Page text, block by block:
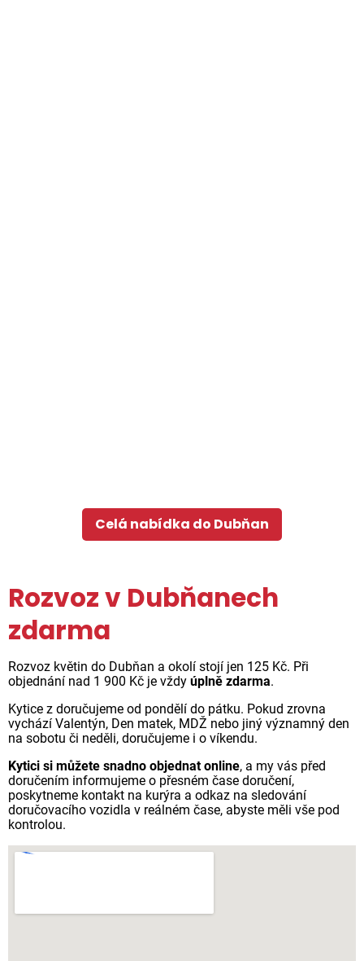
Celá nabídka do Dubňan
Rozvoz v Dubňanech
zdarma
Rozvoz květin do Dubňan a okolí stojí jen 125 Kč. Při
objednání nad 1 900 Kč je vždy úplně zdarma.
Kytice z doručujeme od pondělí do pátku. Pokud zrovna
vychází Valentýn, Den matek, MDŽ nebo jiný významný den
na sobotu či neděli, doručujeme i o víkendu.
Kytici si můžete snadno objednat online, a my vás před
doručením informujeme o přesném čase doručení,
poskytneme kontakt na kurýra a odkaz na sledování
doručovacího vozidla v reálném čase, abyste měli vše pod
kontrolou.